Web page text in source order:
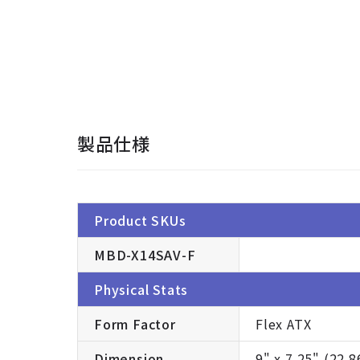
製品仕様
Product SKUs
MBD-X14SAV-F
Physical Stats
Form Factor
Flex ATX